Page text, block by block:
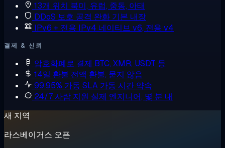
13개 위치 북미, 유럽, 중동, 아태
DDoS 보호 공격 완화 기본 내장
IPv6 + 전용 IPv4 네이티브 v6, 전용 v4
결제 & 신뢰
암호화폐로 결제 BTC, XMR, USDT 등
14일 환불 전액 환불, 묻지 않음
99.95% 가동 SLA 가동 시간 약속
24/7 사람 지원 실제 엔지니어, 몇 분 내
새 지역
라스베이거스 오픈